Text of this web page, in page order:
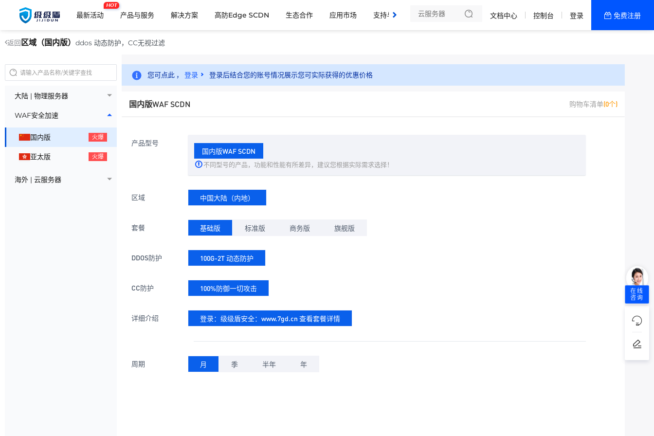
最新活动
HOT
产品与服务 解决方案 高防Edge SCDN 生态合作 应用市场 支持与服务
了解我们
文档中心 控制台 登录 免费注册
返回 区域（国内版） ddos 动态防护，CC无视过滤
大陆 | 物理服务器
WAF安全加速
国内版 火爆
亚太版 火爆
海外 | 云服务器
您可点此 ， 登录 登录后结合您的账号情况展示您可实际获得的优惠价格
国内版WAF SCDN 购物车清单(0个)
产品型号
国内版WAF SCDN
不同型号的产品，功能和性能有所差异，建议您根据实际需求选择！
区域 中国大陆（内地）
套餐 基础版 标准版 商务版 旗舰版
DDOS防护 100G-2T 动态防护
CC防护 100%防御一切攻击
详细介绍 登录：级级盾安全：www.7gd.cn 查看套餐详情
周期 月 季 半年 年
在线
咨询